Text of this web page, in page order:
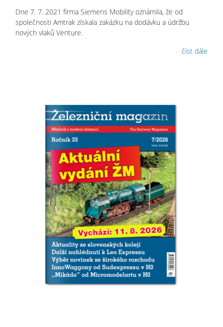
Dne 7. 7. 2021 firma Siemens Mobility oznámila, že od
společnosti Amtrak získala zakázku na dodávku a údržbu
nových vlaků Venture.
číst dále